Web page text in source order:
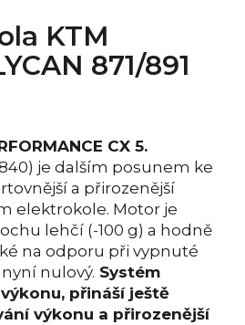
KTM
871/891
CX 5.
je dalším posunem ke
a přirozenější
elektrokole. Motor je
lehčí (-100 g) a hodně
na odporu při vypnuté
nulový. Systém
přináší ještě
výkonu a přirozenější